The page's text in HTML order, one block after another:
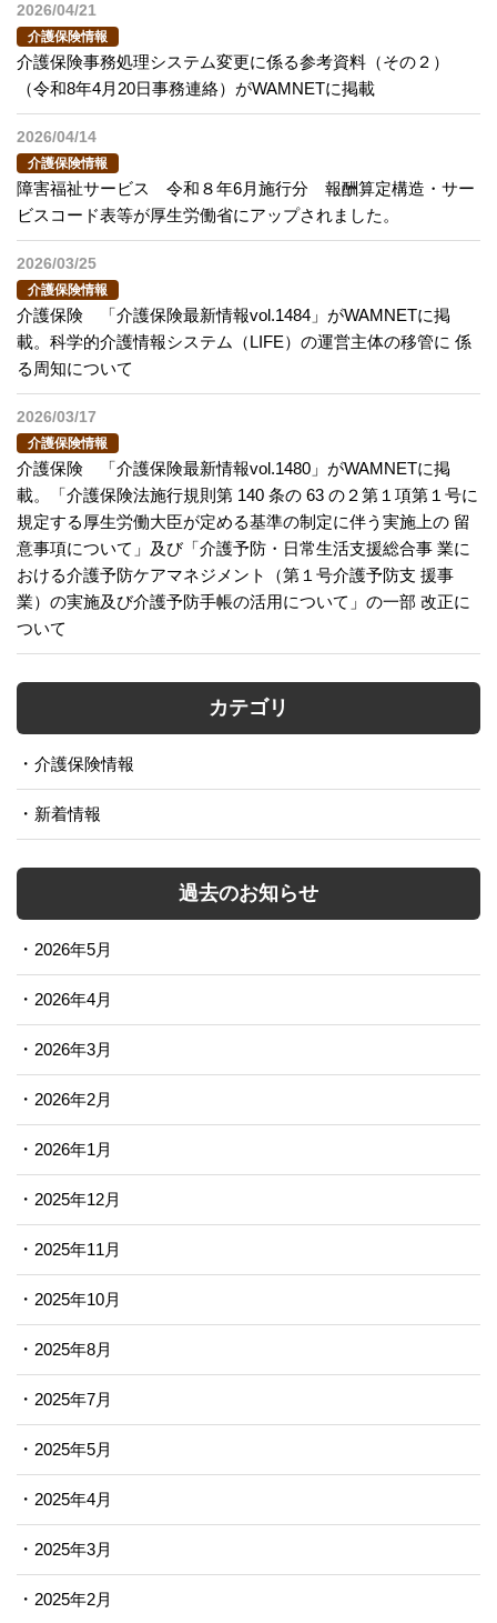
2026/04/21
介護保険情報
介護保険事務処理システム変更に係る参考資料（その２）
（令和8年4月20日事務連絡）がWAMNETに掲載
2026/04/14
介護保険情報
障害福祉サービス 令和８年6月施行分 報酬算定構造・サー
ビスコード表等が厚生労働省にアップされました。
2026/03/25
介護保険情報
介護保険 「介護保険最新情報vol.1484」がWAMNETに掲
載。科学的介護情報システム（LIFE）の運営主体の移管に 係
る周知について
2026/03/17
介護保険情報
介護保険 「介護保険最新情報vol.1480」がWAMNETに掲
載。「介護保険法施行規則第 140 条の 63 の２第１項第１号に
規定する厚生労働大臣が定める基準の制定に伴う実施上の 留
意事項について」及び「介護予防・日常生活支援総合事 業に
おける介護予防ケアマネジメント（第１号介護予防支 援事
業）の実施及び介護予防手帳の活用について」の一部 改正に
ついて
カテゴリ
介護保険情報
新着情報
過去のお知らせ
2026年5月
2026年4月
2026年3月
2026年2月
2026年1月
2025年12月
2025年11月
2025年10月
2025年8月
2025年7月
2025年5月
2025年4月
2025年3月
2025年2月